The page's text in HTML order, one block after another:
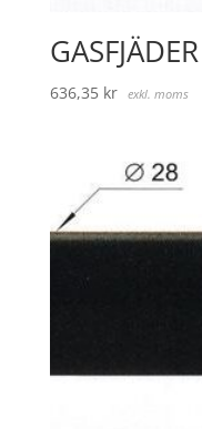
GASFJÄDER
636,35 kr exkl. moms